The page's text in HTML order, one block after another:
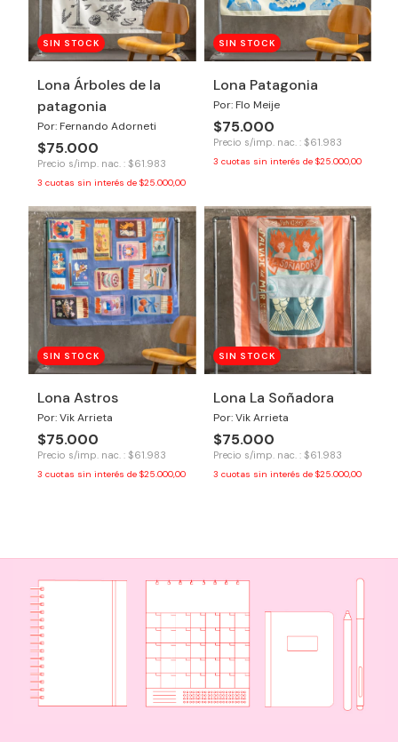
SIN STOCK
Lona Árboles de la
patagonia
Por: Fernando Adorneti
$75.000
Precio s/imp. nac. : $61.983
3 cuotas sin interés de $25.000,00
SIN STOCK
Lona Patagonia
Por: Flo Meije
$75.000
Precio s/imp. nac. : $61.983
3 cuotas sin interés de $25.000,00
SIN STOCK
Lona Astros
Por: Vik Arrieta
$75.000
Precio s/imp. nac. : $61.983
3 cuotas sin interés de $25.000,00
SIN STOCK
Lona La Soñadora
Por: Vik Arrieta
$75.000
Precio s/imp. nac. : $61.983
3 cuotas sin interés de $25.000,00